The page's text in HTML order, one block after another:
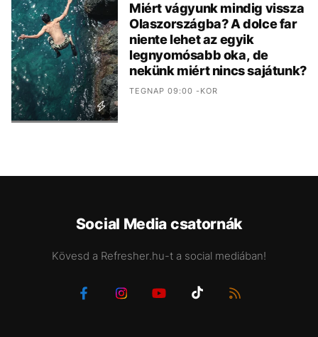
Miért vágyunk mindig vissza
Olaszországba? A dolce far
niente lehet az egyik
legnyomósabb oka, de
nekünk miért nincs sajátunk?
TEGNAP 09:00 -KOR
Social Media csatornák
Kövesd a Refresher.hu-t a social mediában!